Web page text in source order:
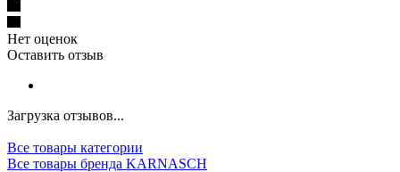
Нет оценок
Оставить отзыв
Загрузка отзывов...
Все товары категории
Все товары бренда KARNASCH